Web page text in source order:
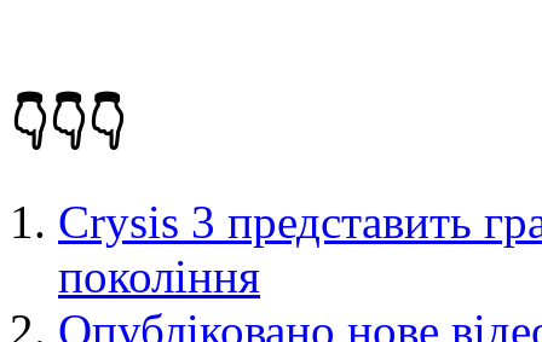
👇👇👇
Crysis 3 представить
покоління
Опубліковано нове